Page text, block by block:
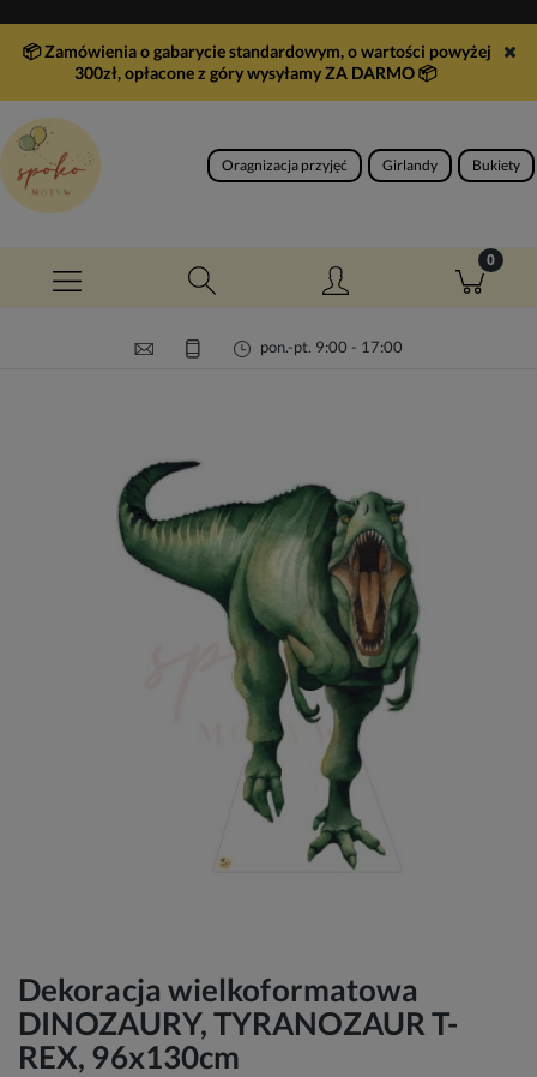
📦 Zamówienia o gabarycie standardowym, o wartości powyżej
300zł, opłacone z góry wysyłamy ZA DARMO📦
Oragnizacja przyjęć Girlandy Bukiety
pon.-pt. 9:00 - 17:00
Dekoracja wielkoformatowa
DINOZAURY, TYRANOZAUR T-
REX, 96x130cm